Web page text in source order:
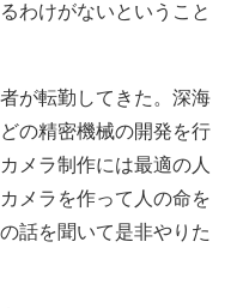
わけがないということ
が転勤してきた。深海
の精密機械の開発を行
メラ制作には最適の人
メラを作って人の命を
話を聞いて是非やりた